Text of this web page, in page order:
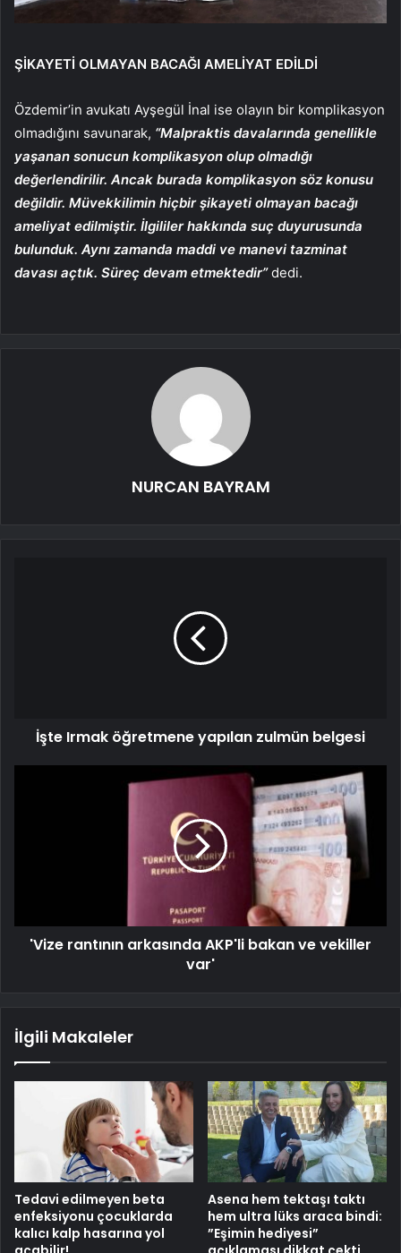
ŞİKAYETİ OLMAYAN BACAĞI AMELİYAT EDİLDİ
Özdemir’in avukatı Ayşegül İnal ise olayın bir komplikasyon
olmadığını savunarak, “Malpraktis davalarında genellikle
yaşanan sonucun komplikasyon olup olmadığı
değerlendirilir. Ancak burada komplikasyon söz konusu
değildir. Müvekkilimin hiçbir şikayeti olmayan bacağı
ameliyat edilmiştir. İlgililer hakkında suç duyurusunda
bulunduk. Aynı zamanda maddi ve manevi tazminat
davası açtık. Süreç devam etmektedir”dedi.
NURCAN BAYRAM
İşte Irmak öğretmene yapılan zulmün belgesi
'Vize rantının arkasında AKP'li bakan ve vekiller
var'
İlgili Makaleler
Tedavi edilmeyen beta
enfeksiyonu çocuklarda
kalıcı kalp hasarına yol
Asena hem tektaşı taktı
hem ultra lüks araca bindi:
”Eşimin hediyesi”